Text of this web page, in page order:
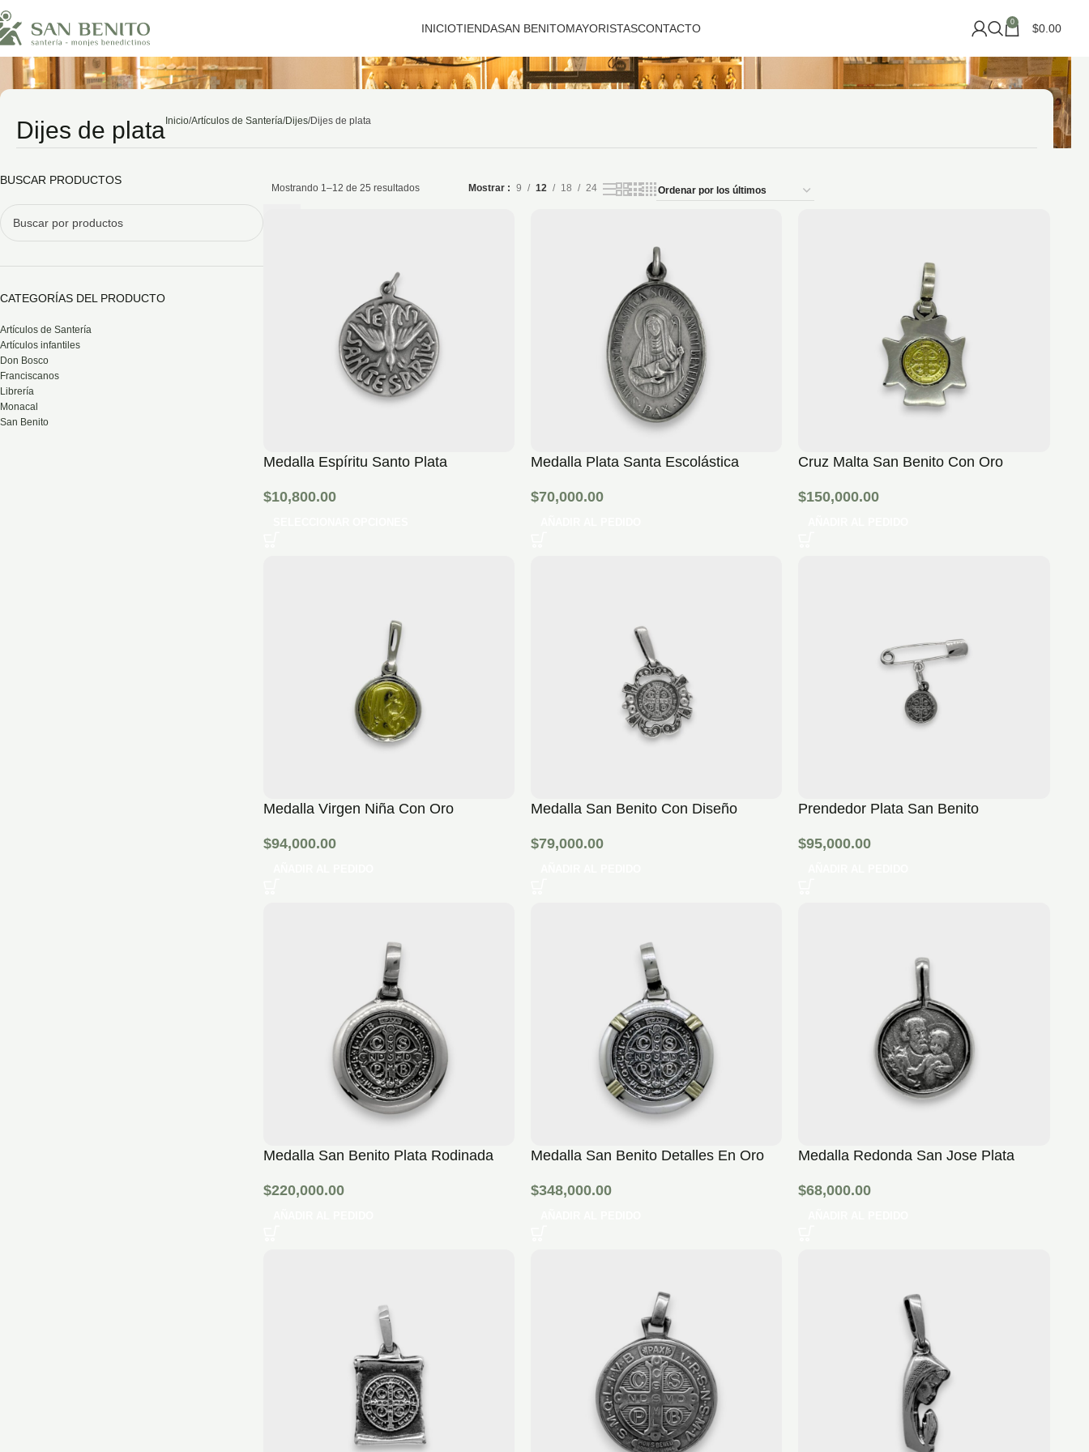
INICIOTIENDASAN BENITOMAYORISTASCONTACTO 0 $0.00
Dijes de plata Inicio Artículos de Santería Dijes Dijes de plata
BUSCAR PRODUCTOS
CATEGORÍAS DEL PRODUCTO
Artículos de Santería
Artículos infantiles
Don Bosco
Franciscanos
Librería
Monacal
San Benito
Mostrando 1–12 de 25 resultados Mostrar 9 12 18 24
Medalla Espíritu Santo Plata
$10,800.00
Medalla Plata Santa Escolástica
$70,000.00
Cruz Malta San Benito Con Oro
$150,000.00
Medalla Virgen Niña Con Oro
$94,000.00
Medalla San Benito Con Diseño
$79,000.00
Prendedor Plata San Benito
$95,000.00
Medalla San Benito Plata Rodinada
$220,000.00
Medalla San Benito Detalles En Oro
$348,000.00
Medalla Redonda San Jose Plata
$68,000.00